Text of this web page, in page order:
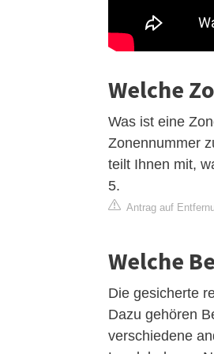
Welche
Was ist eine
Zonennummer
teilt Ihnen mit,
5.
Antrag auf
Welche
Die gesicherte
Dazu gehören
verschiedene